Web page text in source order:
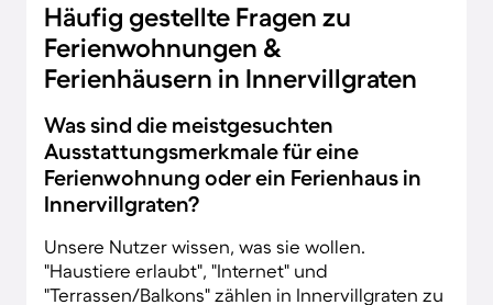
Häufig gestellte Fragen zu
Ferienwohnungen &
Ferienhäusern in Innervillgraten
Was sind die meistgesuchten
Ausstattungsmerkmale für eine
Ferienwohnung oder ein Ferienhaus in
Innervillgraten?
Unsere Nutzer wissen, was sie wollen.
"Haustiere erlaubt", "Internet" und
"Terrassen/Balkons" zählen in Innervillgraten zu